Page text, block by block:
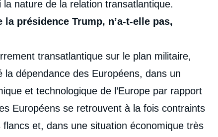
nature de la relation transatlantique.
présidence Trump, n’a-t-elle pas,
transatlantique sur le plan militaire,
dépendance des Européens, dans un
et technologique de l’Europe par rapport
Européens se retrouvent à la fois contraints
et, dans une situation économique très